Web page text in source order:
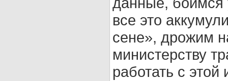
все это
сене», дрожим
министерству
работать с